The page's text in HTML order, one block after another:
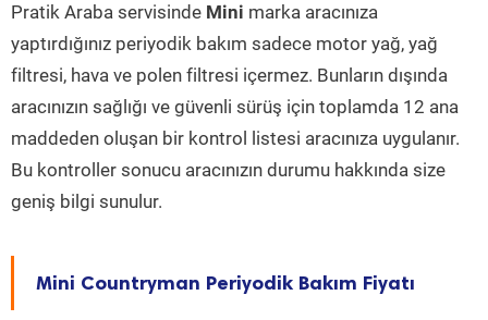
Pratik Araba servisinde Mini marka aracınıza
yaptırdığınız periyodik bakım sadece motor yağ, yağ
filtresi, hava ve polen filtresi içermez. Bunların dışında
aracınızın sağlığı ve güvenli sürüş için toplamda 12 ana
maddeden oluşan bir kontrol listesi aracınıza uygulanır.
Bu kontroller sonucu aracınızın durumu hakkında size
geniş bilgi sunulur.
Mini Countryman Periyodik Bakım Fiyatı